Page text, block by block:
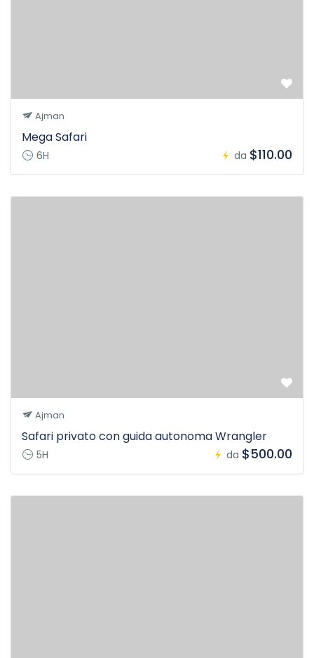
Ajman
Mega Safari
6H da $110.00
Ajman
Safari privato con guida autonoma Wrangler
5H da $500.00